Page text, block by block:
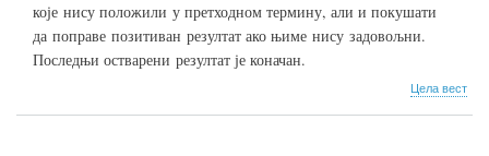
које нису положили у претходном термину, али и покушати
да поправе позитиван резултат ако њиме нису задовољни.
Последњи остварени резултат је коначан.
Цела весто